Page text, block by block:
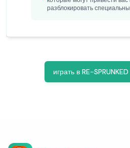
разблокировать
играть в RE-